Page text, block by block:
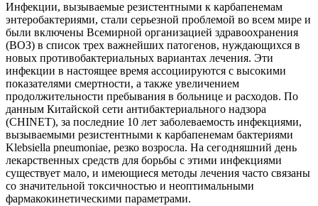
Инфекции, вызываемые резистентными к карбапенемам
энтеробактериями, стали серьезной проблемой во всем мире и
были включены Всемирной организацией здравоохранения
(ВОЗ) в список трех важнейших патогенов, нуждающихся в
новых противобактериальных вариантах лечения. Эти
инфекции в настоящее время ассоциируются с высокими
показателями смертности, а также увеличением
продолжительности пребывания в больнице и расходов. По
данным Китайской сети антибактериального надзора
(CHINET), за последние 10 лет заболеваемость инфекциями,
вызываемыми резистентными к карбапенемам бактериями
Klebsiella pneumoniae, резко возросла. На сегодняшний день
лекарственных средств для борьбы с этими инфекциями
существует мало, и имеющиеся методы лечения часто связаны
со значительной токсичностью и неоптимальными
фармакокинетическими параметрами.